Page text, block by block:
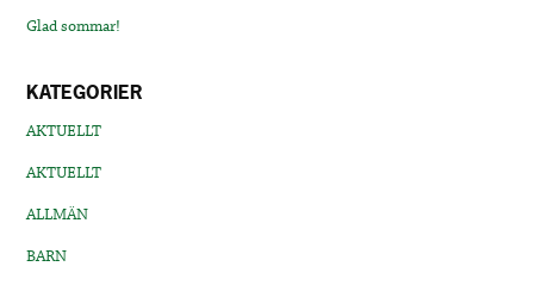
Glad sommar!
KATEGORIER
AKTUELLT
AKTUELLT
ALLMÄN
BARN